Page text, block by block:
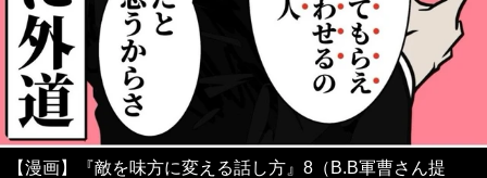
【漫画】『敵を味方に変える話し方』8（B.B軍曹さん提